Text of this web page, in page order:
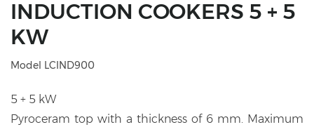
INDUCTION COOKERS 5 + 5
KW
Model LCIND900
5 + 5 kW
Pyroceram top with a thickness of 6 mm. Maximum